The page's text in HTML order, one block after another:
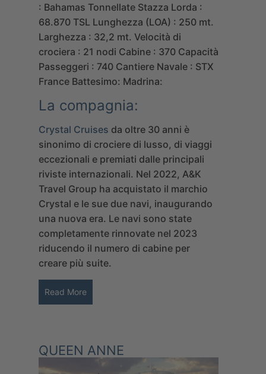
: Bahamas Tonnellate Stazza Lorda :
68.870 TSL Lunghezza (LOA) : 250 mt.
Larghezza : 32,2 mt. Velocità di
crociera : 21 nodi Cabine : 370 Capacità
Passeggeri : 740 Cantiere Navale : STX
France Battesimo: Madrina:
La compagnia:
Crystal Cruises da oltre 30 anni è
sinonimo di crociere di lusso, di viaggi
eccezionali e premiati dalle principali
riviste internazionali. Nel 2022, A&K
Travel Group ha acquistato il marchio
Crystal e le sue due navi, inaugurando
una nuova era. Le navi sono state
completamente rinnovate nel 2023
riducendo il numero di cabine per
creare più suite.
Read More
QUEEN ANNE